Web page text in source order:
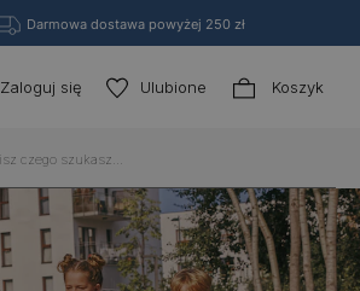
Darmowa dostawa powyżej 250 zł
Zaloguj się Ulubione Koszyk